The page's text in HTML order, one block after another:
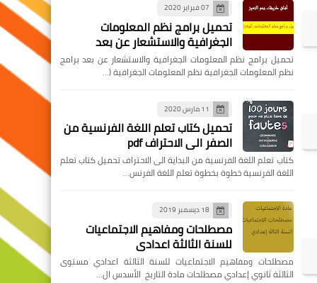
07 فبراير 2020
تحميل برامج نظم المعلومات
الجغرافية والاستشعار عن بعد
تحميل برامج نظم المعلومات الجغرافية والاستشعار عن بعد برامج
نظم المعلومات الجغرافية نظم المعلومات الجغرافية (…
11 مارس 2020
تحميل كتاب تعلم اللغة الفرنسية من
الصفر الى الاحتراف pdf
كتاب تعلم اللغة الفرنسية من البداية الى الاحتراف تحميل كتاب تعلم
اللغة الفرنسية خطوة بخطوة تعلم اللغة الفرنس…
18 ديسمبر 2019
مصطلحات ومفاهيم الاجتماعيات
للسنة الثالثة اعدادي
مصطلحات ومفاهيم الاجتماعيات للسنة الثالثة اعدادي مستوى
الثالثة ثانوي إعدادي مصطلحات مادة التاريخ الأسدس ال…